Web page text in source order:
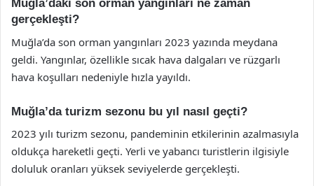
Muğla’daki son orman yangınları ne zaman
gerçekleşti?
Muğla’da son orman yangınları 2023 yazında meydana
geldi. Yangınlar, özellikle sıcak hava dalgaları ve rüzgarlı
hava koşulları nedeniyle hızla yayıldı.
Muğla’da turizm sezonu bu yıl nasıl geçti?
2023 yılı turizm sezonu, pandeminin etkilerinin azalmasıyla
oldukça hareketli geçti. Yerli ve yabancı turistlerin ilgisiyle
doluluk oranları yüksek seviyelerde gerçekleşti.